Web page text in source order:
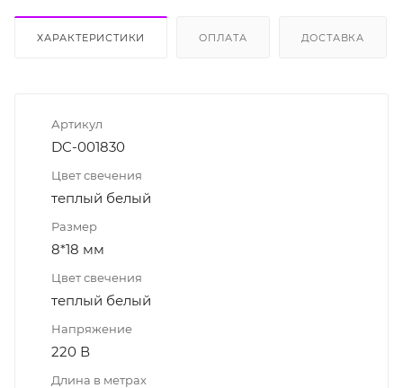
ХАРАКТЕРИСТИКИ ОПЛАТА ДОСТАВКА
Артикул
DC-001830
Цвет свечения
теплый белый
Размер
8*18 мм
Цвет свечения
теплый белый
Напряжение
220 В
Длина в метрах